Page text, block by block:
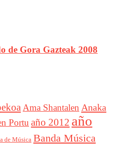
de Gora Gazteak 2008
Ama Shantalen Anaka
Portu año 2012 año
de Música Banda Música